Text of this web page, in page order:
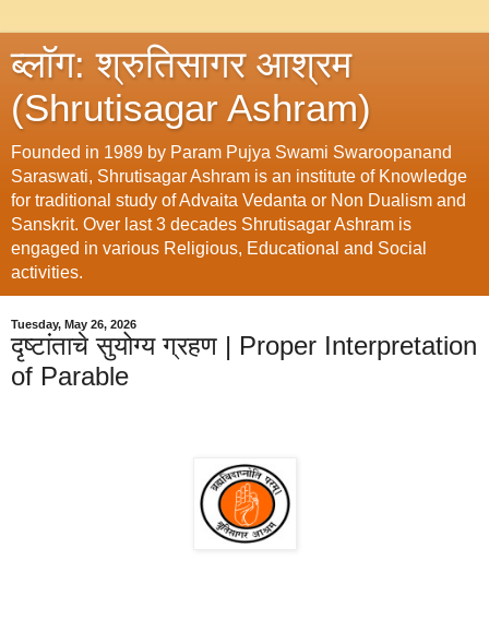
ब्लॉग: श्रुतिसागर आश्रम
(Shrutisagar Ashram)
Founded in 1989 by Param Pujya Swami Swaroopanand
Saraswati, Shrutisagar Ashram is an institute of Knowledge
for traditional study of Advaita Vedanta or Non Dualism and
Sanskrit. Over last 3 decades Shrutisagar Ashram is
engaged in various Religious, Educational and Social
activities.
Tuesday, May 26, 2026
दृष्टांताचे सुयोग्य ग्रहण | Proper Interpretation
of Parable